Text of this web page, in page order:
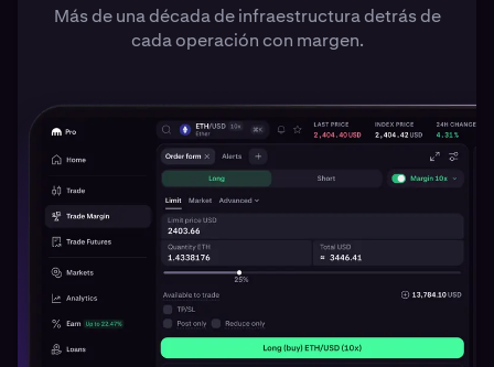
Más de una década de infraestructura detrás de
cada operación con margen.